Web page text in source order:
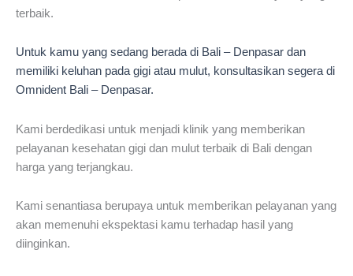
terbaik.
Untuk kamu yang sedang berada di Bali – Denpasar dan
memiliki keluhan pada gigi atau mulut, konsultasikan segera di
Omnident Bali – Denpasar.
Kami berdedikasi untuk menjadi klinik yang memberikan
pelayanan kesehatan gigi dan mulut terbaik di Bali dengan
harga yang terjangkau.
Kami senantiasa berupaya untuk memberikan pelayanan yang
akan memenuhi ekspektasi kamu terhadap hasil yang
diinginkan.